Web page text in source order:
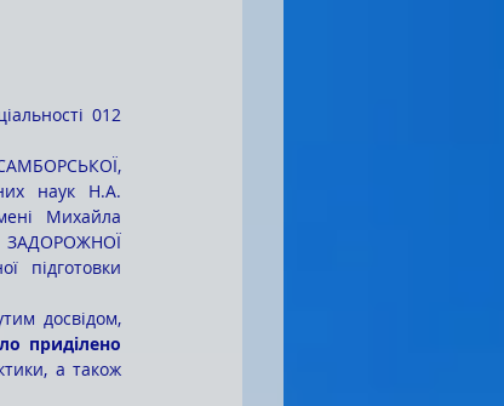
012
наук Н.А.
Михайла
ЗАДОРОЖНОЇ
підготовки
досвідом,
приділено
а також